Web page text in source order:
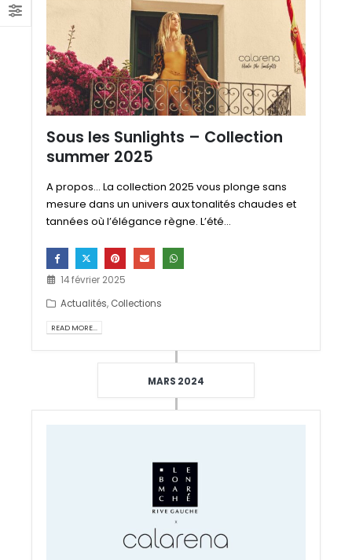
Sous les Sunlights – Collection
summer 2025
A propos... La collection 2025 vous plonge sans
mesure dans un univers aux tonalités chaudes et
tannées où l’élégance règne. L’été...
14 février 2025
Actualités, Collections
READ MORE...
MARS 2024